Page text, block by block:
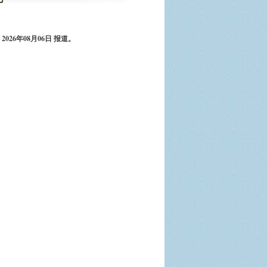
交,2017——北戴河地图
2026年08月06日 报道。